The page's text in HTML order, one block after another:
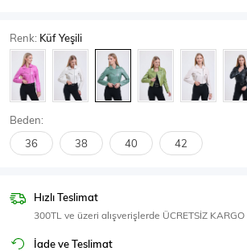
Body Atlet Crop &
SPOR GİYİM
Eşofman Üstü
Renk: Küf Yeşili
Beden:
36 38 40 42
Hızlı Teslimat
300TL ve üzeri alışverişlerde ÜCRETSİZ KARGO
İade ve Teslimat